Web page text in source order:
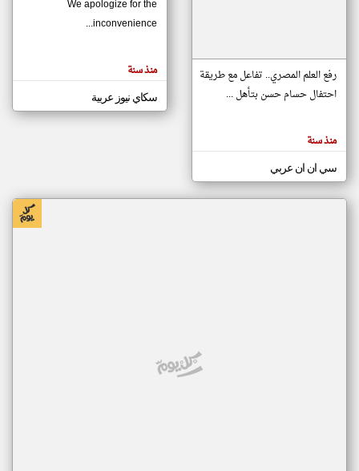
مصادر الأخبار من موريتانيا
اخبار موريتانيا على مدار الساعة
أهم اخبار موريتانيا العاجلة والمباشرة
المقالات
الموجوده
هنا عن
رفع العلم المصري.. تفاعل مع طريقة
احتفال حسام حسن بتأهل ...
منذ سنة
سي ان ان عربي
We apologize for the
inconvenience...
منذ سنة
سكاي نيوز عربية
klyoum.com